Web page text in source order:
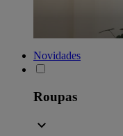
Novidades
Roupas